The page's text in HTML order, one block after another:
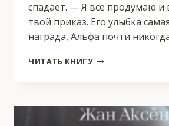
спадает. — Я всё продумаю
твой приказ. Его улыбка
награда, Альфа почти
ЧИТАТЬ КНИГУЗА